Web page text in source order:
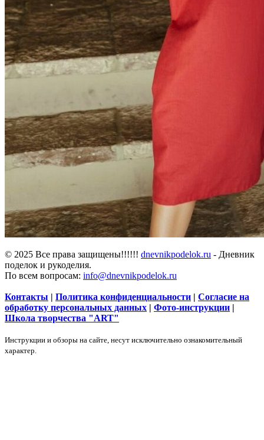
© 2025 Все права защищены!!!!!! dnevnikpodelok.ru - Дневник
поделок и рукоделия.
По всем вопросам: info@dnevnikpodelok.ru
Контакты | Политика конфиденциальности | Согласие на
обработку персональных данных | Фото-инструкции |
Школа творчества "ART"
Инструкции и обзоры на сайте, несут исключительно ознакомительный
характер.